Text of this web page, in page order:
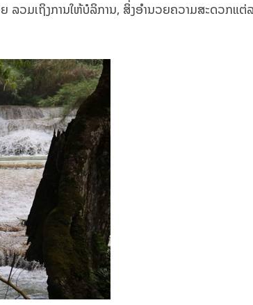
ລວມເຖິງການໃຫ້ບໍລິການ, ສິ່ງອໍານວຍຄວາມສະດວກແຕ່